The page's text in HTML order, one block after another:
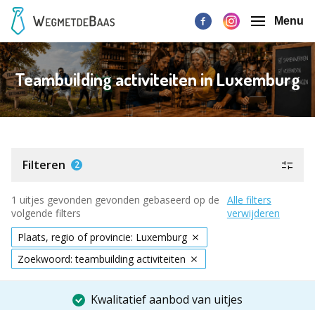
Menu
Teambuilding activiteiten in Luxemburg
Filteren 2
1 uitjes gevonden gevonden gebaseerd op de
volgende filters
Alle filters
verwijderen
Plaats, regio of provincie: Luxemburg
Zoekwoord: teambuilding activiteiten
Kwalitatief aanbod van uitjes